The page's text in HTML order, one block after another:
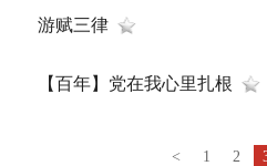
游赋三律
【百年】党在我心里扎根
< 1 2